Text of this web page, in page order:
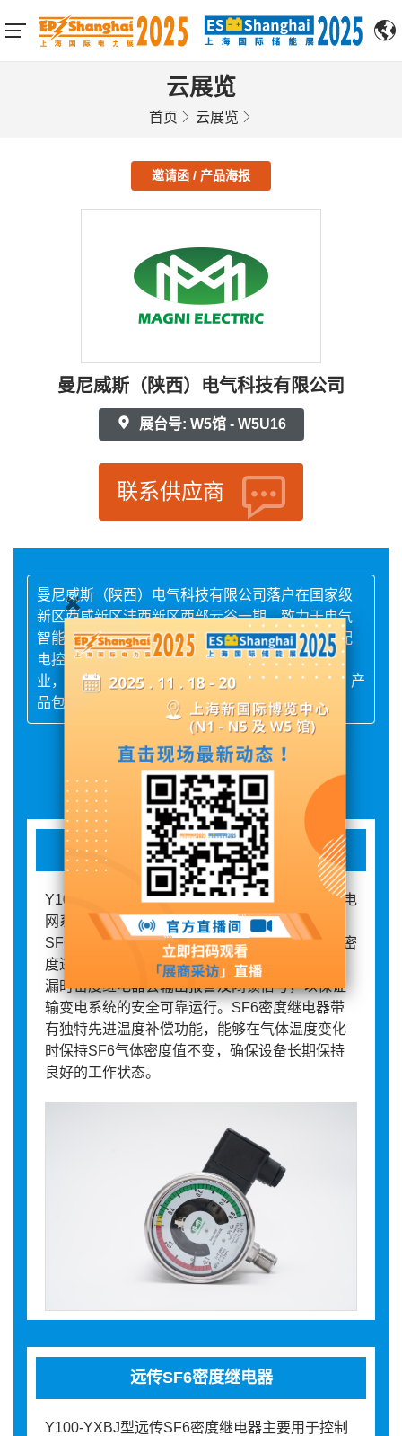
云展览
首页 云展览
邀请函 / 产品海报
曼尼威斯（陕西）电气科技有限公司
展台号: W5馆 - W5U16
联系供应商
曼尼威斯（陕西）电气科技有限公司落户在国家级
新区西咸新区沣西新区西部云谷一期。致力于电气
智能仪器仪表，自动化电力电子控制元器件、输配
电控制设备器件研发、生产和销售的新型科技企
业，公司主营SF6系列气体监测设备及相关配件，产
品包含密度继电器、阀门阀组等电力测试设备。
展品详情
SF6密度继电器
Y100-BJ型SF6密度继电器广泛适用于监测输变电
网系统，高中压开关电力电器行业专用仪表。
SF6密度继电器能够有效对电器设备中SF6气体密
度进行实时监测和控制，当设备SF6气体发生泄
漏时密度继电器会输出报警及闭锁信号，以保证
输变电系统的安全可靠运行。SF6密度继电器带
有独特先进温度补偿功能，能够在气体温度变化
时保持SF6气体密度值不变，确保设备长期保持
良好的工作状态。
远传SF6密度继电器
Y100-YXBJ型远传SF6密度继电器主要用于控制